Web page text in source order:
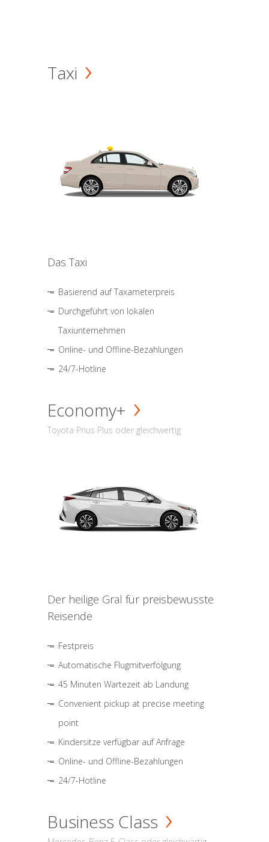
Taxi
Das Taxi
Basierend auf Taxameterpreis
Durchgeführt von lokalen
Taxiunternehmen
Online- und Offline-Bezahlungen
24/7-Hotline
Economy+
Toyota Prius Plus oder gleichwertig
Der heilige Gral für preisbewusste
Reisende
Festpreis
Automatische Flugmitverfolgung
45 Minuten Wartezeit ab Landung
Convenient pickup at precise meeting
point
Kindersitze verfügbar auf Anfrage
Online- und Offline-Bezahlungen
24/7-Hotline
Business Class